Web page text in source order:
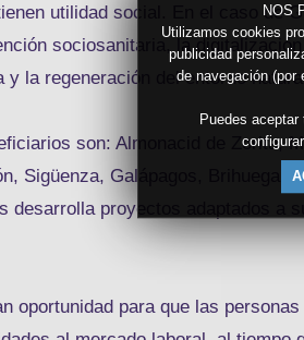
NOS
Utilizamos cookies
publicidad
de navegación (por
Puedes aceptar
utilidad social. En el caso de
sociosanitaria, la
la regeneración del entorno
son: Almonacid de Zorita,
Sigüenza, Galápagos, Brihuega,
desarrolla proyectos adaptados a
oportunidad para que las